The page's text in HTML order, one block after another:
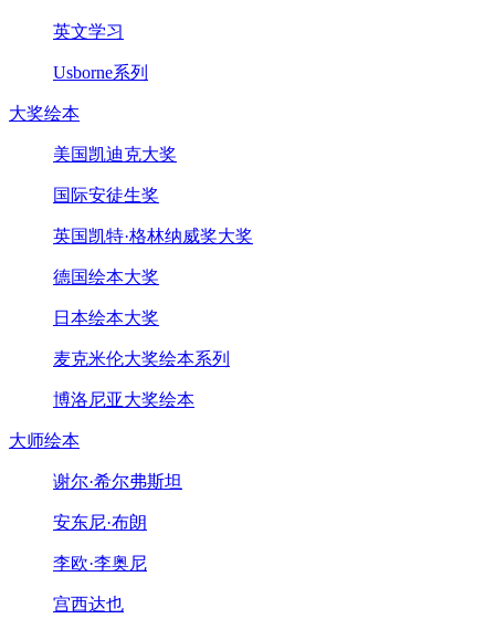
英文学习
Usborne系列
大奖绘本
美国凯迪克大奖
国际安徒生奖
英国凯特·格林纳威奖大奖
德国绘本大奖
日本绘本大奖
麦克米伦大奖绘本系列
博洛尼亚大奖绘本
大师绘本
谢尔·希尔弗斯坦
安东尼·布朗
李欧·李奥尼
宫西达也